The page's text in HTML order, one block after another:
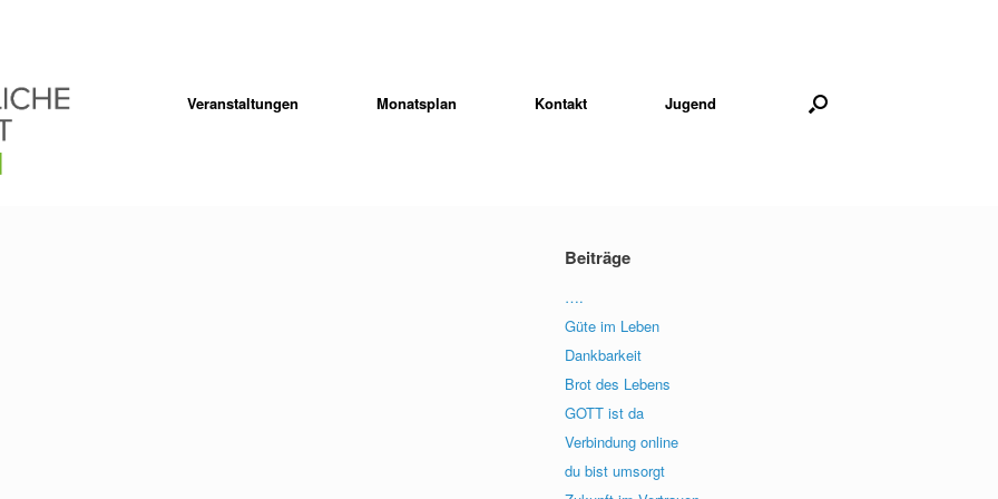
Veranstaltungen Monatsplan Kontakt Jugend
Beiträge
….
Güte im Leben
Dankbarkeit
Brot des Lebens
GOTT ist da
Verbindung online
du bist umsorgt